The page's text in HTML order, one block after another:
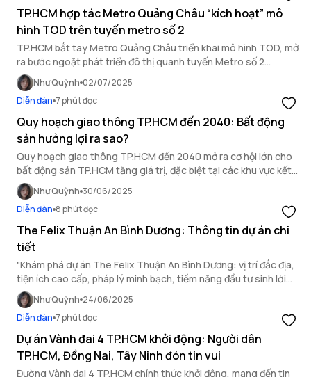
TP.HCM hợp tác Metro Quảng Châu “kích hoạt” mô
hình TOD trên tuyến metro số 2
TP.HCM bắt tay Metro Quảng Châu triển khai mô hình TOD, mở
ra bước ngoặt phát triển đô thị quanh tuyến Metro số 2
TP.HCM, thúc đẩy tăng trưởng bền vững.
Như Quỳnh 02/07/2025
Diễn đàn 7 phút đọc
Quy hoạch giao thông TP.HCM đến 2040: Bất động
sản hưởng lợi ra sao?
Quy hoạch giao thông TP.HCM đến 2040 mở ra cơ hội lớn cho
bất động sản TP.HCM tăng giá trị, đặc biệt tại các khu vực kết
nối hạ tầng trọng điểm.
Như Quỳnh 30/06/2025
Diễn đàn 8 phút đọc
The Felix Thuận An Bình Dương: Thông tin dự án chi
tiết
"Khám phá dự án The Felix Thuận An Bình Dương: vị trí đắc địa,
tiện ích cao cấp, pháp lý minh bạch, tiềm năng đầu tư sinh lời
hấp dẫn.
Như Quỳnh 24/06/2025
Diễn đàn 7 phút đọc
Dự án Vành đai 4 TP.HCM khởi động: Người dân
TP.HCM, Đồng Nai, Tây Ninh đón tin vui
Đường Vành đai 4 TP.HCM chính thức khởi động, mang đến tin